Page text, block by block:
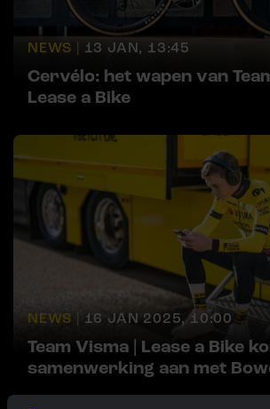
NEWS | 13 JAN, 13:45
Cervélo: het wapen van
Lease a Bike
NEWS | 16 JAN 2025, 10:00
Team Visma | Lease a Bike
samenwerking aan met